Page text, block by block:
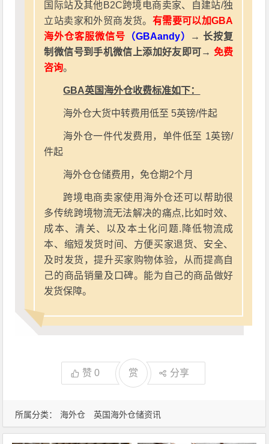
所属分类： 海外仓 英国海外仓储资讯
国际站及其他B2C跨境电商卖家、自建站/独
立站卖家和外贸商发货。 有需要可以加GBA
海外仓客服微信号 （GBAandy）
→ 长按复
制微信号到手机微信上添加好友即可→ 免费
咨询。
GBA英国海外仓收费标准如下：
海外仓大货中转费用低至 5英镑/件起
海外仓一件代发费用，单件低至 1英镑/
件起
海外仓仓储费用，免仓期2个月
跨境电商卖家使用海外仓还可以帮助很
多传统跨境物流无法解决的痛点,比如时效、
成本、清关、以及本土化问题.降低物流成
本、缩短发货时间、方便买家退货、安全、
及时发货，提升买家购物体验，从而提高自
己的商品销量及口碑。能为自己的商品做好
发货保障。
赞0 赏 分享